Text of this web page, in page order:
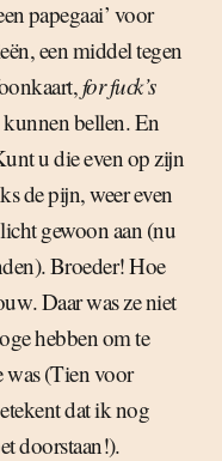
papegaai’ voor
een middel tegen
for fuck’s
kunnen bellen. En
u die even op zijn
de pijn, weer even
gewoon aan (nu
Broeder! Hoe
Daar was ze niet
hebben om te
(Tien voor
dat ik nog
doorstaan!).